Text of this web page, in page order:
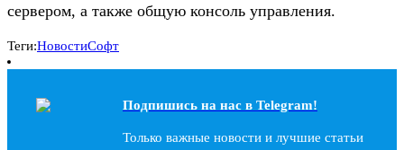
сервером, а также общую консоль управления.
Теги:НовостиСофт
Подпишись на наc в Telegram!
Только важные новости и лучшие статьи